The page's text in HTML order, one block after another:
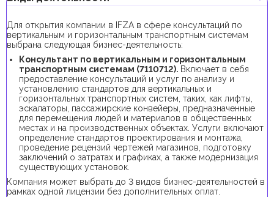
Для открытия компании в IFZA в сфере консультаций по
вертикальным и горизонтальным транспортным системам
выбрана следующая бизнес-деятельность:
Консультант по вертикальным и горизонтальным
транспортным системам (7110712). Включает в себя
предоставление консультаций и услуг по анализу и
установлению стандартов для вертикальных и
горизонтальных транспортных систем, таких, как лифты,
эскалаторы, пассажирские конвейеры, предназначенные
для перемещения людей и материалов в общественных
местах и на производственных объектах. Услуги включают
определение стандартов проектирования и монтажа,
проведение рецензий чертежей магазинов, подготовку
заключений о затратах и графиках, а также модернизация
существующих установок.
Компания может выбрать до 3 видов бизнес-деятельностей в
рамках одной лицензии без дополнительных оплат.